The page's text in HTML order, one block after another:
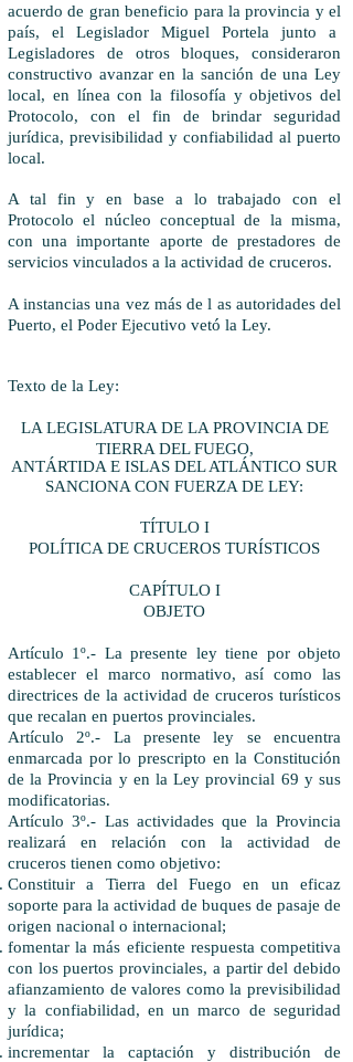
acuerdo de gran beneficio para la provincia y el
país, el Legislador Miguel Portela junto a
Legisladores de otros bloques, consideraron
constructivo avanzar en la sanción de una Ley
local, en línea con la filosofía y objetivos del
Protocolo, con el fin de brindar seguridad
jurídica, previsibilidad y confiabilidad al puerto
local.
A tal fin y en base a lo trabajado con el
Protocolo el núcleo conceptual de la misma,
con una importante aporte de prestadores de
servicios vinculados a la actividad de cruceros.
A instancias una vez más de l as autoridades del
Puerto, el Poder Ejecutivo vetó la Ley.
Texto de la Ley:
LA LEGISLATURA DE LA PROVINCIA DE
TIERRA DEL FUEGO,
ANTÁRTIDA E ISLAS DEL ATLÁNTICO SUR
SANCIONA CON FUERZA DE LEY:
TÍTULO I
POLÍTICA DE CRUCEROS TURÍSTICOS
CAPÍTULO I
OBJETO
Artículo 1º.- La presente ley tiene por objeto
establecer el marco normativo, así como las
directrices de la actividad de cruceros turísticos
que recalan en puertos provinciales.
Artículo 2º.- La presente ley se encuentra
enmarcada por lo prescripto en la Constitución
de la Provincia y en la Ley provincial 69 y sus
modificatorias.
Artículo 3º.- Las actividades que la Provincia
realizará en relación con la actividad de
cruceros tienen como objetivo:
Constituir a Tierra del Fuego en un eficaz
soporte para la actividad de buques de pasaje de
origen nacional o internacional;
fomentar la más eficiente respuesta competitiva
con los puertos provinciales, a partir del debido
afianzamiento de valores como la previsibilidad
y la confiabilidad, en un marco de seguridad
jurídica;
incrementar la captación y distribución de